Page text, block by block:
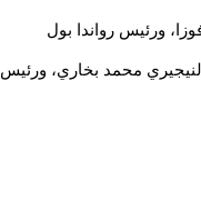
ورئيس رواندا بول
محمد بخاري، ورئيس